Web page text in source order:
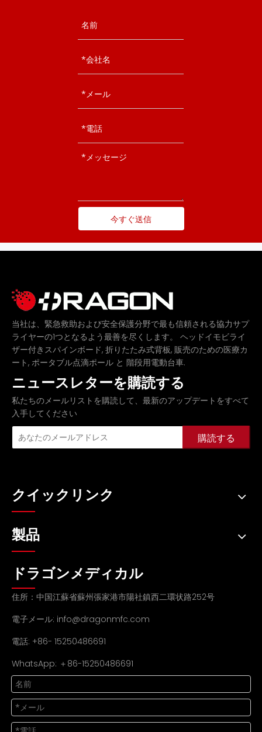
今すぐ送信
当社は、緊急救助および安全保護分野で最も信頼される協力サプ
ライヤーの1つとなるよう最善を尽くします。 ヘッドイモビライ
ザー付きスパインボード, 折りたたみ式背板, 販売のための医療カ
ート, ポータブル点滴ポール と 階段用電動台車.
ニュースレターを購読する
私たちのメールリストを購読して、最新のアップデートをすべて
入手してください
購読する
クイックリンク
製品
ドラゴンメディカル
住所：中国江蘇省蘇州張家港市陽社鎮西二環状路252号
電子メール: info@dragonmfc.com
電話: +86- 15250486691
WhatsApp: ＋86-15250486691